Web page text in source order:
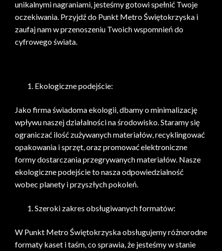
unikalnymi nagraniami, jesteśmy gotowi spełnić Twoje
oczekiwania. Przyjdź do Punkt Metro Świętokrzyska i
zaufaj nam w przenoszeniu Twoich wspomnień do
cyfrowego świata.
Ekologiczne podejście:
Jako firma świadoma ekologii, dbamy o minimalizację
wpływu naszej działalności na środowisko. Staramy się
ograniczać ilość zużywanych materiałów, recyklingować
opakowania i sprzęt, oraz promować elektroniczne
formy dostarczania przegrywanych materiałów. Nasze
ekologiczne podejście to nasza odpowiedzialność
wobec planety i przyszłych pokoleń.
Szeroki zakres obsługiwanych formatów:
W Punkt Metro Świętokrzyska obsługujemy różnorodne
formaty kaset i taśm, co sprawia, że jesteśmy w stanie